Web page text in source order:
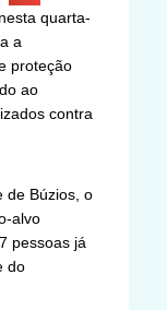
quarta-
a
proteção
ao
contra
de Búzios, o
alvo
pessoas já
do